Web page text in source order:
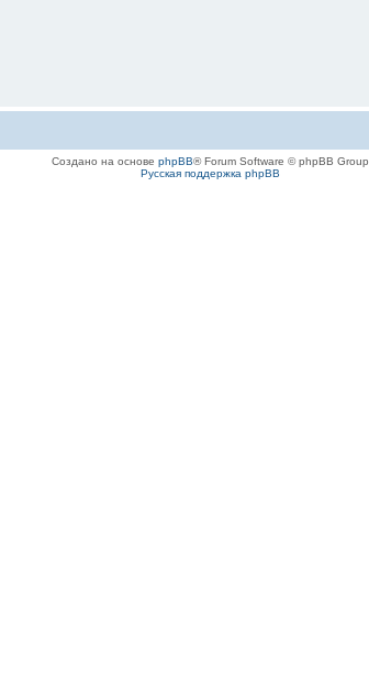
Создано на основе phpBB® Forum Software © phpBB Group
Русская поддержка phpBB